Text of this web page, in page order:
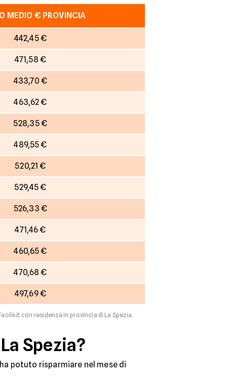
MEDIO € PROVINCIA
442,45 €
471,58 €
433,70 €
463,62 €
528,35 €
489,55 €
520,21 €
529,45 €
526,33 €
471,46 €
460,65 €
470,68 €
497,69 €
con residenza in provincia di La Spezia.
Spezia?
potuto risparmiare nel mese di